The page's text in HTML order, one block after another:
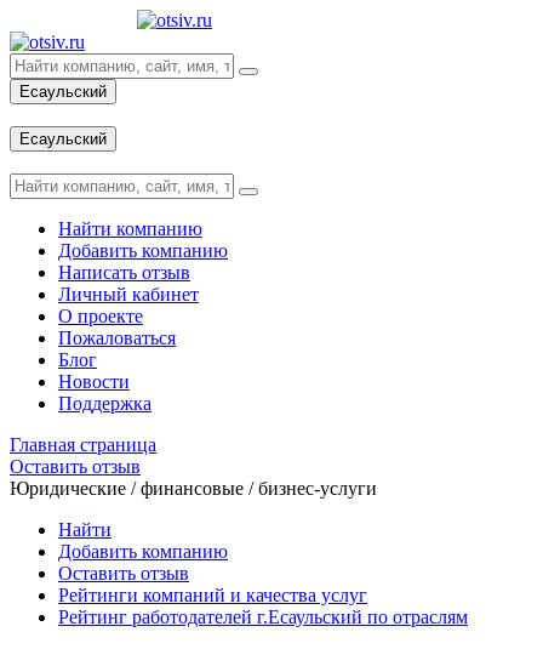
Есаульский
Есаульский
Найти компанию
Добавить компанию
Написать отзыв
Личный кабинет
О проекте
Пожаловаться
Блог
Новости
Поддержка
Главная страница
Оставить отзыв
Юридические / финансовые / бизнес-услуги
Найти
Добавить компанию
Оставить отзыв
Рейтинги компаний и качества услуг
Рейтинг работодателей г.Есаульский по отраслям